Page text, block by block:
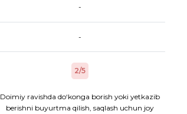
-
-
2/5
Doimiy ravishda do‘konga borish yoki yetkazib
berishni buyurtma qilish, saqlash uchun joy